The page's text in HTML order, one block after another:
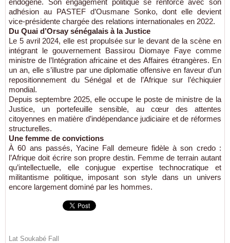
adhésion au PASTEF d’Ousmane Sonko, dont elle devient
vice-présidente chargée des relations internationales en 2022.
Du Quai d’Orsay sénégalais à la Justice
Le 5 avril 2024, elle est propulsée sur le devant de la scène en
intégrant le gouvernement Bassirou Diomaye Faye comme
ministre de l’Intégration africaine et des Affaires étrangères. En
un an, elle s’illustre par une diplomatie offensive en faveur d’un
repositionnement du Sénégal et de l’Afrique sur l’échiquier
mondial.
Depuis septembre 2025, elle occupe le poste de ministre de la
Justice, un portefeuille sensible, au cœur des attentes
citoyennes en matière d’indépendance judiciaire et de réformes
structurelles.
Une femme de convictions
À 60 ans passés, Yacine Fall demeure fidèle à son credo :
l’Afrique doit écrire son propre destin. Femme de terrain autant
qu’intellectuelle, elle conjugue expertise technocratique et
militantisme politique, imposant son style dans un univers
encore largement dominé par les hommes.
Lat Soukabé Fall